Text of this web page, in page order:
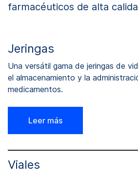
farmacéuticos de alta
Jeringas
Una versátil gama de jeringas de
el almacenamiento y la
medicamentos.
Leer más
Viales